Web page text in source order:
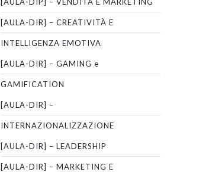
[AULA-DIR] – CREATIVITÀ E
INTELLIGENZA EMOTIVA
[AULA-DIR] – GAMING e
GAMIFICATION
[AULA-DIR] –
INTERNAZIONALIZZAZIONE
[AULA-DIR] – LEADERSHIP
[AULA-DIR] – MARKETING E